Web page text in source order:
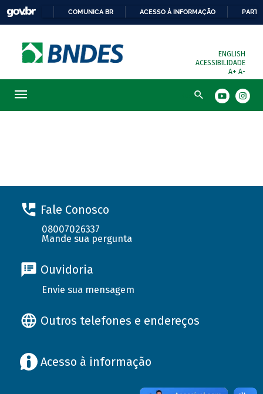
COMUNICA BR ACESSO À INFORMAÇÃO
ENGLISH
ACESSIBILIDADE
A+ A-
Busca
Fale Conosco
08007026337
Mande sua pergunta
Ouvidoria
Envie sua mensagem
Outros telefones e endereços
Acesso à informação